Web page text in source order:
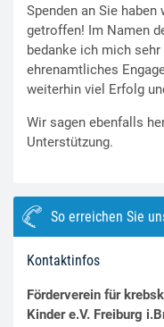
Spenden an Sie
getroffen! Im Namen
bedanke ich mich
ehrenamtliches
weiterhin viel Erfolg
Wir sagen ebenfalls
Unterstützung.
So erreichen Sie
Kontaktinfos
Förderverein für
Kinder e.V. Freiburg